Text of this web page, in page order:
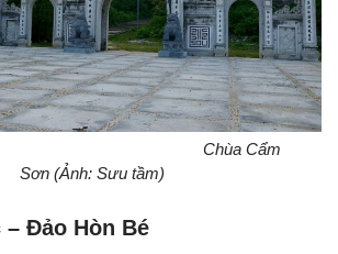
Cẩm
Sơn (Ảnh: Sưu tầm)
Đảo Hòn Bé